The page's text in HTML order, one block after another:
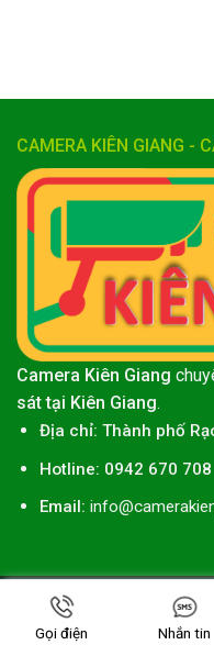
CAMERA KIÊN GIANG -
Camera Kiên Giang
sát tại Kiên Giang.
Địa chỉ: Thành phố
Hotline: 0942 670 708
Email:
Thiết kế web
Copyright 2026
Gọi điện Nhắn tin